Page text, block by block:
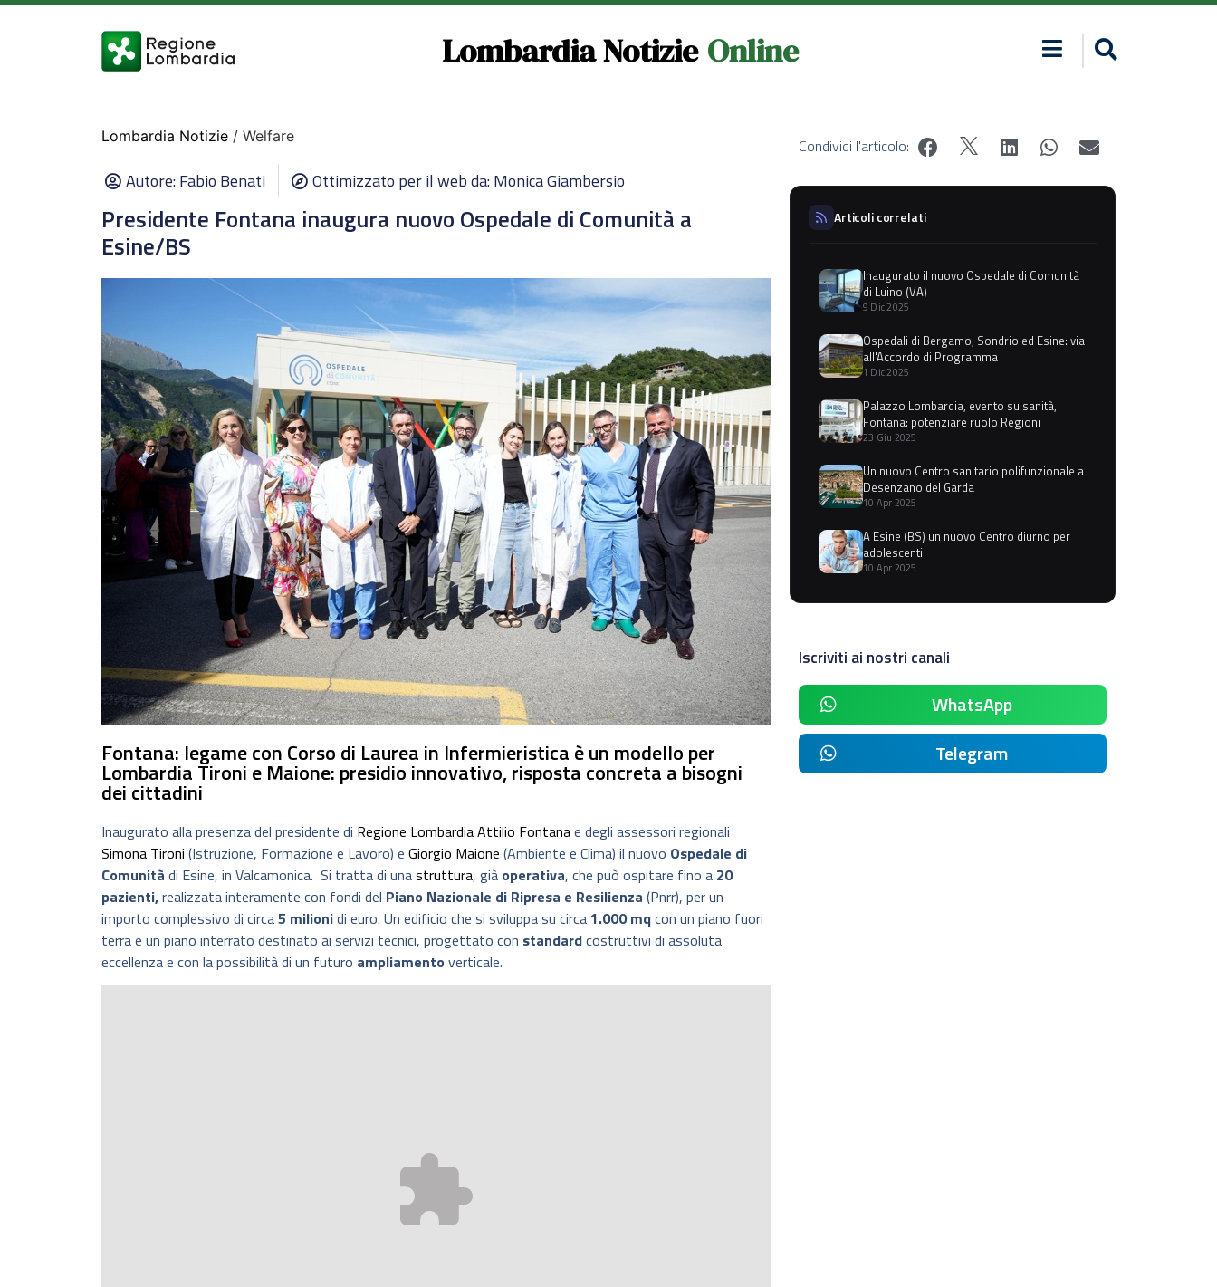
Lombardia Notizie Online
Lombardia Notizie / Welfare
Autore:Fabio Benati Ottimizzato per il web da: Monica Giambersio
Presidente Fontana inaugura nuovo Ospedale di Comunità a
Esine/BS
Fontana: legame con Corso di Laurea in Infermieristica è un modello per
Lombardia Tironi e Maione: presidio innovativo, risposta concreta a bisogni
dei cittadini
Inaugurato alla presenza del presidente di Regione LombardiaAttilio Fontanae degli assessori regionali
Simona Tironi (Istruzione, Formazione e Lavoro) e Giorgio Maione (Ambiente e Clima) il nuovo Ospedale di
Comunità di Esine, in Valcamonica. Si tratta di unastruttura, già operativa, che può ospitare fino a 20
pazienti,realizzata interamente con fondi del Piano Nazionale di Ripresa e Resilienza (Pnrr), per un
importo complessivo di circa5 milionidi euro. Un edificio che si sviluppa su circa 1.000 mqcon un piano fuori
terra e un piano interrato destinato ai servizi tecnici, progettato con standardcostruttivi di assoluta
eccellenza e con la possibilità di un futuro ampliamento verticale.
Condividi l'articolo:
Articoli correlati
Inaugurato il nuovo Ospedale di Comunità
di Luino (VA)
9 Dic 2025
Ospedali di Bergamo, Sondrio ed Esine: via
all'Accordo di Programma
1 Dic 2025
Palazzo Lombardia, evento su sanità,
Fontana: potenziare ruolo Regioni
23 Giu 2025
Un nuovo Centro sanitario polifunzionale a
Desenzano del Garda
10 Apr 2025
A Esine (BS) un nuovo Centro diurno per
adolescenti
10 Apr 2025
Iscriviti ai nostri canali
WhatsApp
Telegram